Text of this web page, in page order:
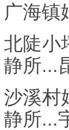
广海镇
北陡小
静所...
沙溪村
静所...